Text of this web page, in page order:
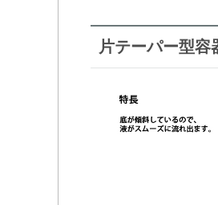
片テーパー型容